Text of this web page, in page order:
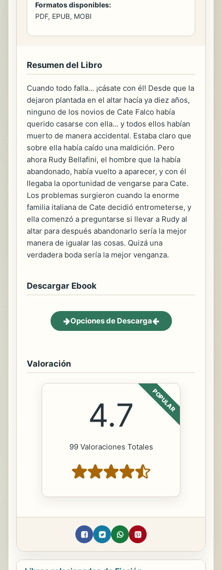
Formatos disponibles:
PDF, EPUB, MOBI
Resumen del Libro
Cuando todo falla... ¡cásate con él! Desde que la
dejaron plantada en el altar hacía ya diez años,
ninguno de los novios de Cate Falco había
querido casarse con ella... y todos ellos habían
muerto de manera accidental. Estaba claro que
sobre ella había caído una maldición. Pero
ahora Rudy Bellafini, el hombre que la había
abandonado, había vuelto a aparecer, y con él
llegaba la oportunidad de vengarse para Cate.
Los problemas surgieron cuando la enorme
familia italiana de Cate decidió entrometerse, y
ella comenzó a preguntarse si llevar a Rudy al
altar para después abandonarlo sería la mejor
manera de igualar las cosas. Quizá una
verdadera boda sería la mejor venganza.
Descargar Ebook
Opciones de Descarga
Valoración
POPULAR
4.7
99 Valoraciones Totales